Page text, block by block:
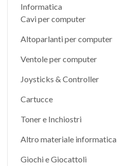
Informatica
Cavi per computer
Altoparlanti per computer
Ventole per computer
Joysticks & Controller
Cartucce
Toner e Inchiostri
Altro materiale informatica
Giochi e Giocattoli